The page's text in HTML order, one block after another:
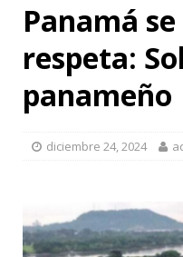
Panamá
respeta:
panameño
diciembre 24, 2024